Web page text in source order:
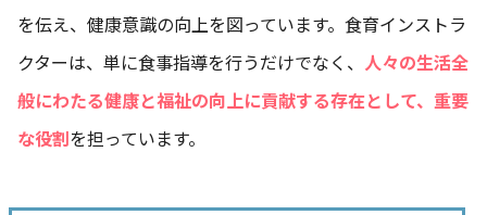
を伝え、健康意識の向上を図っています。食育インストラ
クターは、単に食事指導を行うだけでなく、 人々の生活全
般にわたる健康と福祉の向上に貢献する存在として、重要
な役割を担っています。